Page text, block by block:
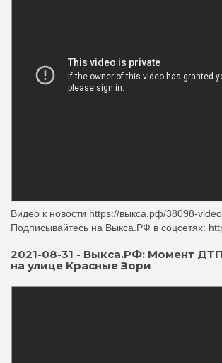
Видео к новости https://выкса.рф/38098-
Подписывайтесь на Выкса.РФ в соцсетях:
2021-08-31 - Выкса.РФ: Момент
на улице Красные Зори